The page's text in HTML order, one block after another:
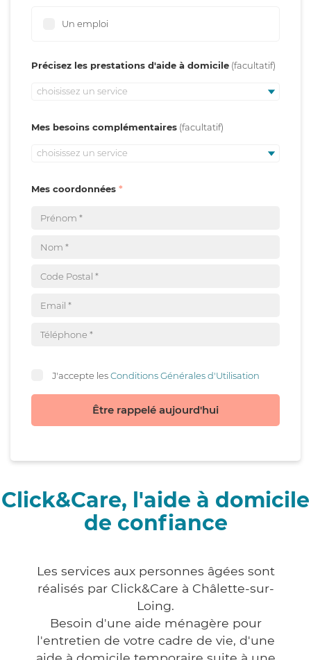
Un emploi
Précisez les prestations d'aide à domicile
choisissez un service
Mes besoins complémentaires
choisissez un service
Mes coordonnées
J'accepte lesConditions Générales d'Utilisation
Être rappelé aujourd'hui
Click&Care, l'aide à domicile
de confiance
Les services aux personnes âgées sont
réalisés par Click&Care à Châlette-sur-
Loing.
Besoin d'une aide ménagère pour
l'entretien de votre cadre de vie, d'une